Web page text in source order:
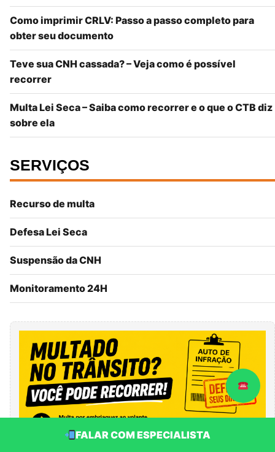
Como imprimir CRLV: Passo a passo completo para
obter seu documento
Teve sua CNH cassada? – Veja como é possível
recorrer
Multa Lei Seca – Saiba como recorrer e o que o CTB diz
sobre ela
SERVIÇOS
Recurso de multa
Defesa Lei Seca
Suspensão da CNH
Monitoramento 24H
FALAR COM ESPECIALISTA